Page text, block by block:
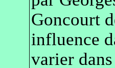
Goncourt
influence
varier